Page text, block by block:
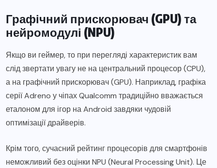
Графічний прискорювач (GPU) та
нейромодулі (NPU)
Якщо ви геймер, то при перегляді характеристик вам
слід звертати увагу не на центральний процесор (CPU),
а на графічний прискорювач (GPU). Наприклад, графіка
серії Adreno у чіпах Qualcomm традиційно вважається
еталоном для ігор на Android завдяки чудовій
оптимізації драйверів.
Крім того, сучасний рейтинг процесорів для смартфонів
неможливий без оцінки NPU (Neural Processing Unit). Це